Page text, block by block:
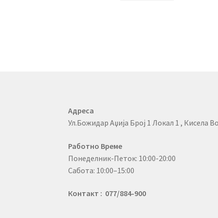
Адреса
Ул.Божидар Аџија Број 1 Локал 1 , Кисела
Работно Време
Понеделник-Петок: 10:00-20:00
Сабота: 10:00–15:00
Контакт : 077/884-900